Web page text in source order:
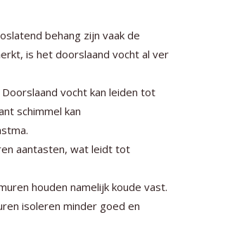
behang zijn vaak de
is het doorslaand vocht al ver
vocht kan leiden tot
schimmel kan
aantasten, wat leidt tot
houden namelijk koude vast.
isoleren minder goed en